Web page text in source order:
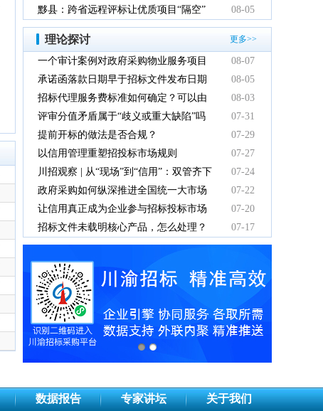
项目
黟县：跨省远程评标让优质项目“隔空”
落地
08-05
理论探讨 更多>>
一个审计案例对政府采购物业服务项目
的警示
08-07
承诺函落款日期早于招标文件发布日期
有效吗
08-05
招标代理服务费标准如何确定？可以由
中标人支付吗？
08-03
评审分值矛盾属于“歧义或重大缺陷”吗
07-31
提前开标的做法是否合规？
07-29
以信用管理重塑招投标市场规则
07-27
川招观察 | 从“现场”到“信用”：双管齐下
重塑招投标新秩序
07-24
政府采购如何纵深推进全国统一大市场
建设
07-22
让信用真正成为企业参与招标投标市场
竞争的“通行证”
07-20
招标文件未载明核心产品，怎么处理？
07-17
数据报告 专家讲坛 关于我们